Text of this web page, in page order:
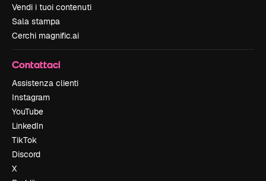
Vendi i tuoi contenuti
Sala stampa
Cerchi magnific.ai
Contattaci
Assistenza clienti
Instagram
YouTube
LinkedIn
TikTok
Discord
X